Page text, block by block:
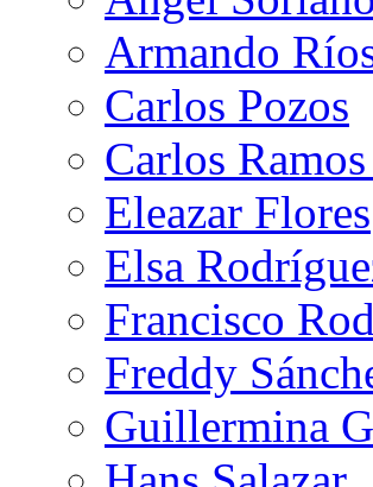
Armando
Carlos Pozos
Carlos
Eleazar Flores
Elsa
Francisco
Freddy
Guillermina